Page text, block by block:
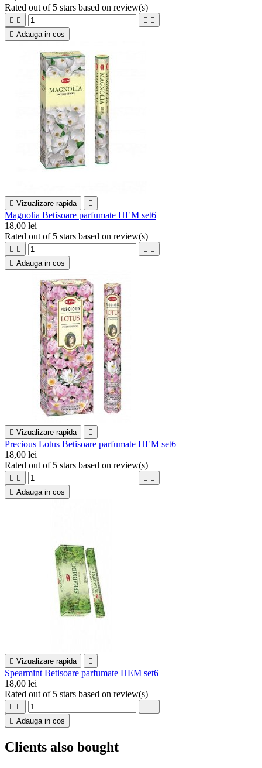
Rated out of 5 stars based on review(s)
   
 Adauga in cos
 Vizualizare rapida 
Magnolia Betisoare parfumate HEM set6
18,00 lei
Rated out of 5 stars based on review(s)
   
 Adauga in cos
 Vizualizare rapida 
Precious Lotus Betisoare parfumate HEM set6
18,00 lei
Rated out of 5 stars based on review(s)
   
 Adauga in cos
 Vizualizare rapida 
Spearmint Betisoare parfumate HEM set6
18,00 lei
Rated out of 5 stars based on review(s)
   
 Adauga in cos
Clients also bought